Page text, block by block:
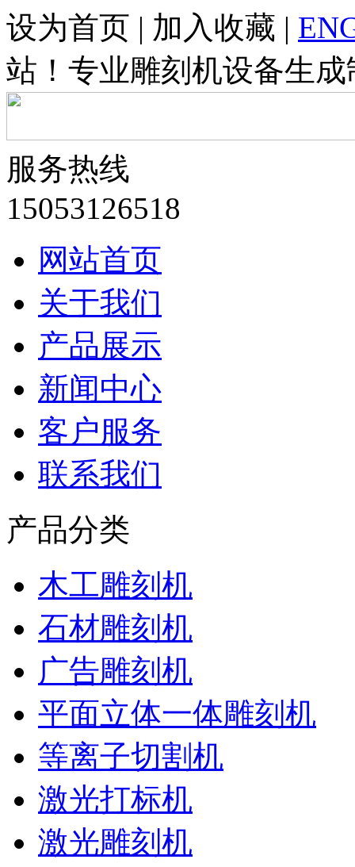
设为首页 | 加入收藏 |
站！专业雕刻机设备生
服务热线
15053126518
网站首页
关于我们
产品展示
新闻中心
客户服务
联系我们
产品分类
木工雕刻机
石材雕刻机
广告雕刻机
平面立体一体雕刻机
等离子切割机
激光打标机
激光雕刻机